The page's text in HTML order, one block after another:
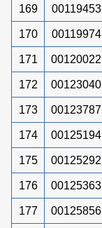
169 00119453
170 00119974
171 00120022
172 00123040
173 00123787
174 00125194
175 00125292
176 00125363
177 00125856